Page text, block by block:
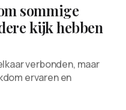
sommige
kijk hebben
verbonden, maar
ervaren en